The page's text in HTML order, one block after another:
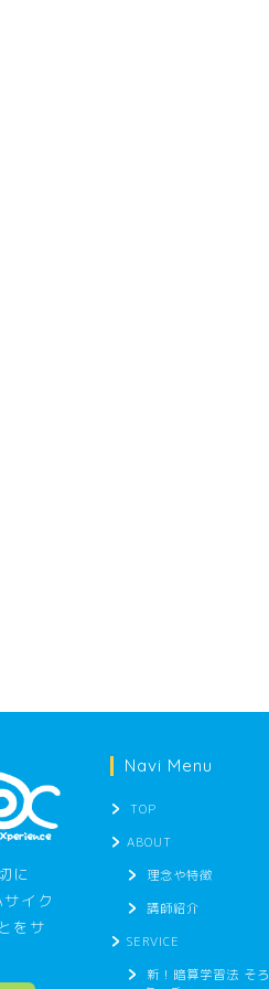
に
イク
をサ
Navi Menu
TOP
ABOUT
理念や特徴
講師紹介
SERVICE
新！暗算学習法 そろ